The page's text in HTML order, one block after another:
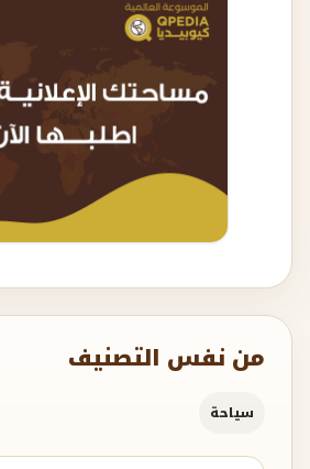
من نفس التصنيف
سياحة